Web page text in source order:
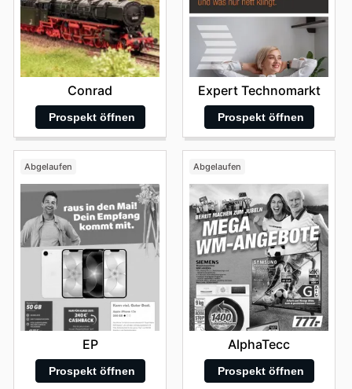
Conrad
Prospekt öffnen
Expert Technomarkt
Prospekt öffnen
Abgelaufen
EP
Prospekt öffnen
Abgelaufen
AlphaTecc
Prospekt öffnen